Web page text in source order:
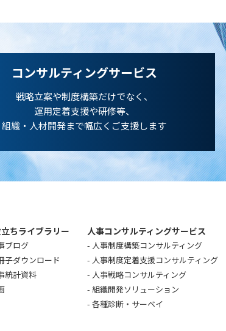
コンサルティングサービス
戦略立案や制度構築だけでなく、
運用定着支援や研修等、
組織・人材開発まで幅広くご支援します
ちライブラリー
ブログ
子ダウンロード
統計資料
人事コンサルティングサービス
人事制度構築コンサルティング
人事制度定着支援コンサルティング
人事戦略コンサルティング
組織開発ソリューション
各種診断・サーベイ